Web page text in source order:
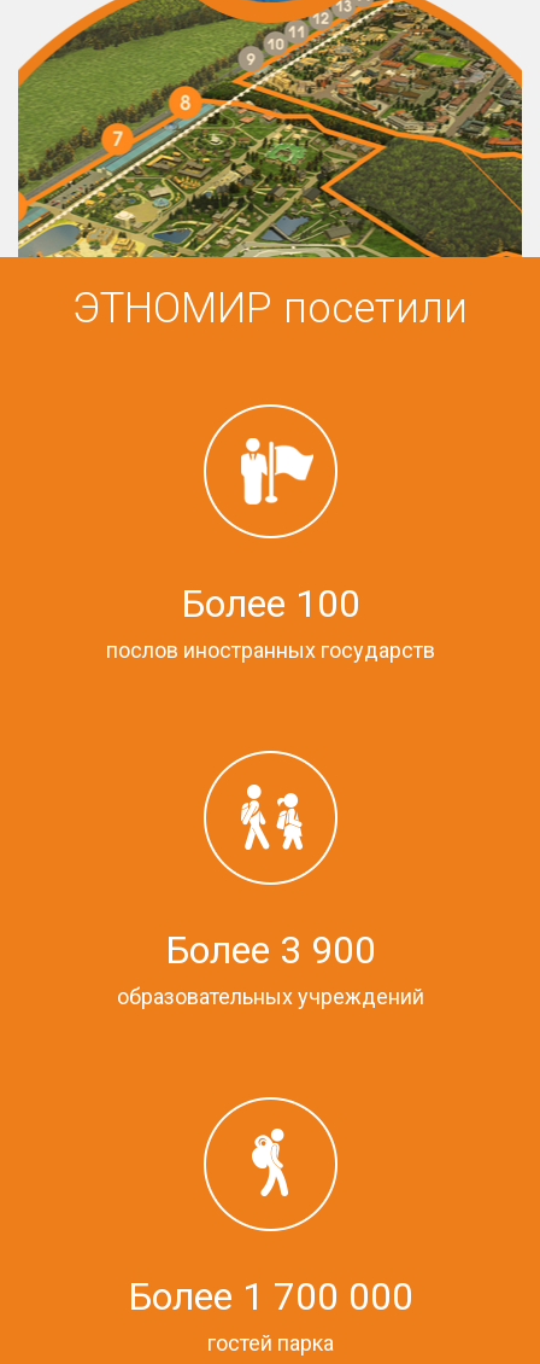
ЭТНОМИР посетили
Более 100
послов иностранных государств
Более 3 900
образовательных учреждений
Более 1 700 000
гостей парка